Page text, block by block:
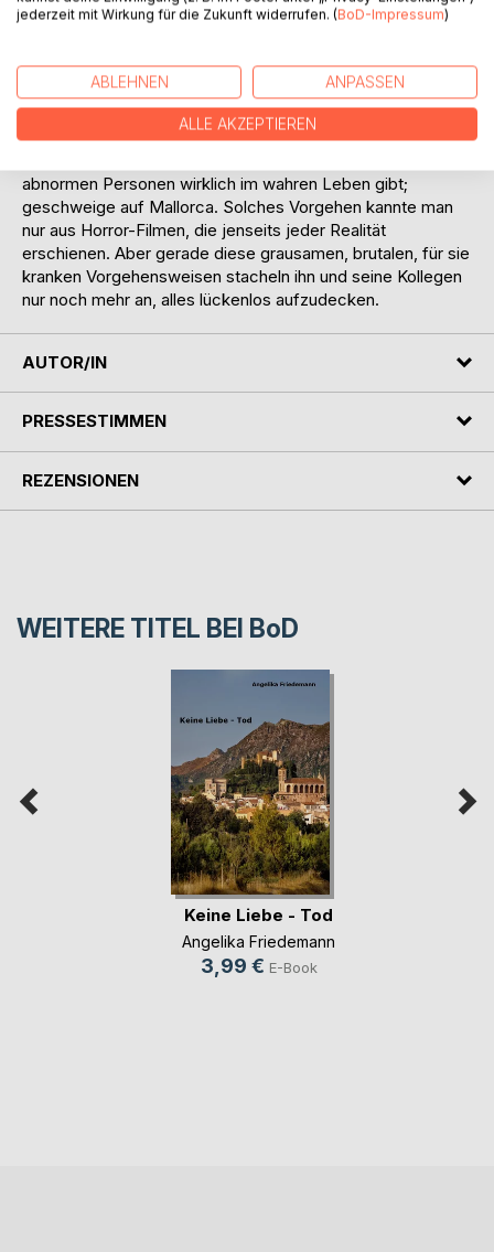
criminal in Palma. Ein albanischer Clan, welcher in alle
Ermittlungen zum Tod von Paola Carcían, die Frau eines
ermordeten Staatsanwaltes, machen ihm das Leben
schwer.
Unmenschliches tritt zutage, dass selbst ihn an den Rand
abnormen Personen wirklich im wahren Leben gibt;
geschweige auf Mallorca. Solches Vorgehen kannte man
nur aus Horror-Filmen, die jenseits jeder Realität
erschienen. Aber gerade diese grausamen, brutalen, für sie
kranken Vorgehensweisen stacheln ihn und seine Kollegen
nur noch mehr an, alles lückenlos aufzudecken.
AUTOR/IN
PRESSESTIMMEN
REZENSIONEN
WEITERE TITEL BEI BoD
Keine Liebe - Tod
Angelika Friedemann
3,99 € E-Book
jederzeit mit Wirkung für die Zukunft widerrufen. (BoD-Impressum)
ABLEHNEN ANPASSEN
ALLE AKZEPTIEREN